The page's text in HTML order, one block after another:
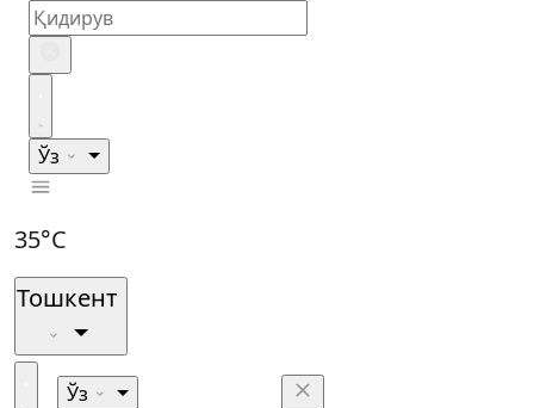
Ўз
35°C
Тошкент
Ўз